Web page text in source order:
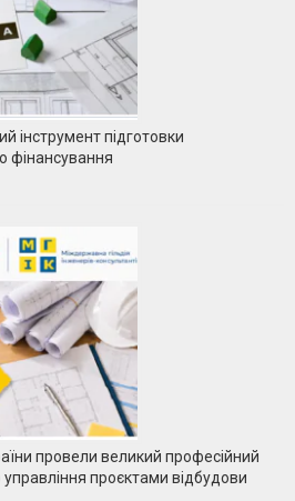
інструмент підготовки
фінансування
провели великий професійний
проєктами відбудови